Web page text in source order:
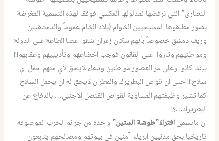
النصارى” التي نرفضها لمدلولها العكسي فوفقا لهذه التسمية المغرضة
بصور مطلقوها المسيحيين الشوام (بلاد الشام عموماً والدمشقيين
وريف دمشق خصوصاً بأنهم سكان زعران شقوا عصا الطاعة على الدولة
ومواطنيهم وثاروا على القانون فوجب اخضاعهم وتأديبيهم وعقابهم!!!
بينما كانوا وعلى مر العصور مواطنين ودعاء لايحق لأي منهم حمل اي
سلاح!!! حتى ان قواص البطريرك والمطران لايحق له ان يحمل السلاح
كما تشير وظيفتهم المساوية لقواص القنصل الاجنبي… بالدفاع عن
البطريرك…؟!
ان ماتسمىافتراءً”طوشة الستين”واحدة من جرائم الحرب الموصوفة
تاريخيا بحق مدنيين ابرياء آمنين في بيوتهم ومصالحهم يتابعون